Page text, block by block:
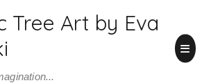
Tree Art by Eva